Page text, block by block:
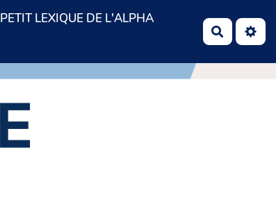
PETIT LEXIQUE DE L'ALPHA